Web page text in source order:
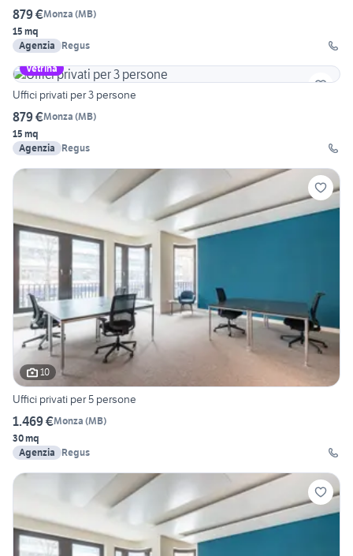
879 €Monza (MB)
15 mq
Agenzia
Regus
Vetrina
Uffici privati per 3 persone
879 €Monza (MB)
15 mq
Agenzia
Regus
10
Uffici privati per 5 persone
1.469 €Monza (MB)
30 mq
Agenzia
Regus